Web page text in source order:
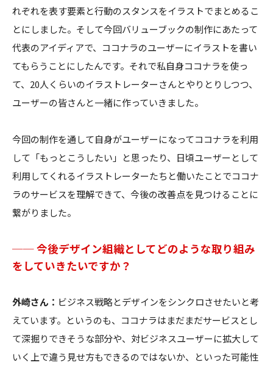
れぞれを表す要素と行動のスタンスをイラストでまとめるこ
とにしました。そして今回バリューブックの制作にあたって
代表のアイディアで、ココナラのユーザーにイラストを書い
てもらうことにしたんです。それで私自身ココナラを使っ
て、20人くらいのイラストレーターさんとやりとりしつつ、
ユーザーの皆さんと一緒に作っていきました。
今回の制作を通して自身がユーザーになってココナラを利用
して「もっとこうしたい」と思ったり、日頃ユーザーとして
利用してくれるイラストレーターたちと働いたことでココナ
ラのサービスを理解できて、今後の改善点を見つけることに
繋がりました。
── 今後デザイン組織としてどのような取り組み
をしていきたいですか？
外崎さん： ビジネス戦略とデザインをシンクロさせたいと考
えています。というのも、ココナラはまだまだサービスとし
て深掘りできそうな部分や、対ビジネスユーザーに拡大して
いく上で違う見せ方もできるのではないか、といった可能性